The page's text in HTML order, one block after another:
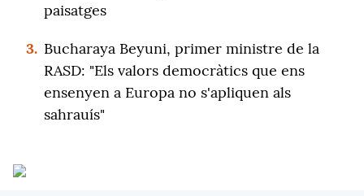
paisatges
3. Bucharaya Beyuni, primer ministre de la
RASD: "Els valors democràtics que ens
ensenyen a Europa no s'apliquen als
sahrauís"